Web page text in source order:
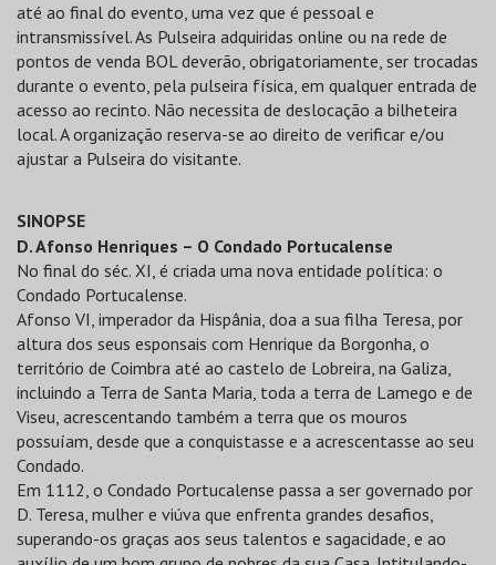
até ao final do evento, uma vez que é pessoal e
intransmissível. As Pulseira adquiridas online ou na rede de
pontos de venda BOL deverão, obrigatoriamente, ser trocadas
durante o evento, pela pulseira física, em qualquer entrada de
acesso ao recinto. Não necessita de deslocação a bilheteira
local. A organização reserva-se ao direito de verificar e/ou
ajustar a Pulseira do visitante.
SINOPSE
D. Afonso Henriques – O Condado Portucalense
No final do séc. XI, é criada uma nova entidade política: o
Condado Portucalense.
Afonso VI, imperador da Hispânia, doa a sua filha Teresa, por
altura dos seus esponsais com Henrique da Borgonha, o
território de Coimbra até ao castelo de Lobreira, na Galiza,
incluindo a Terra de Santa Maria, toda a terra de Lamego e de
Viseu, acrescentando também a terra que os mouros
possuíam, desde que a conquistasse e a acrescentasse ao seu
Condado.
Em 1112, o Condado Portucalense passa a ser governado por
D. Teresa, mulher e viúva que enfrenta grandes desafios,
superando-os graças aos seus talentos e sagacidade, e ao